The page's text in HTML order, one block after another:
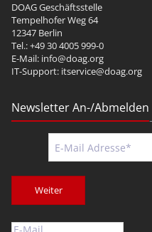
DOAG Geschäftsstelle
Tempelhofer Weg 64
12347 Berlin
Tel.: +49 30 4005 999-0
E-Mail: info@doag.org
IT-Support: itservice@doag.org
Newsletter An-/Abmelden
Weiter